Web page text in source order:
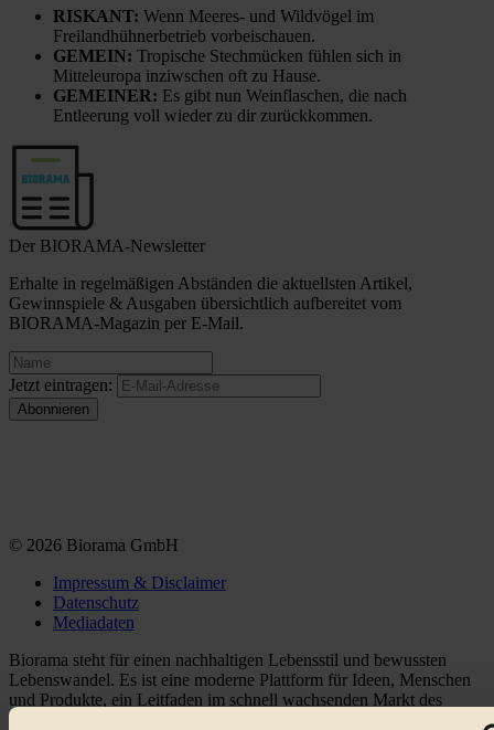
RISKANT: Wenn Meeres- und Wildvögel im
Freilandhühnerbetrieb vorbeischauen.
GEMEIN: Tropische Stechmücken fühlen sich in
Mitteleuropa inziwschen oft zu Hause.
GEMEINER: Es gibt nun Weinflaschen, die nach
Entleerung voll wieder zu dir zurückkommen.
Der BIORAMA-Newsletter
Erhalte in regelmäßigen Abständen die aktuellsten Artikel,
Gewinnspiele & Ausgaben übersichtlich aufbereitet vom
BIORAMA-Magazin per E-Mail.
Jetzt eintragen:
© 2026 Biorama GmbH
Impressum & Disclaimer
Datenschutz
Mediadaten
Biorama steht für einen nachhaltigen Lebensstil und bewussten
Lebenswandel. Es ist eine moderne Plattform für Ideen, Menschen
und Produkte, ein Leitfaden im schnell wachsenden Markt des
Handels mit Bioprodukten, des Fair-Trade sowie der Branche